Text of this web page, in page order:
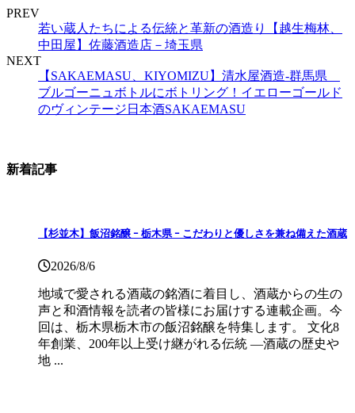
PREV
若い蔵人たちによる伝統と革新の酒造り【越生梅林、
中田屋】佐藤酒造店－埼玉県
NEXT
【SAKAEMASU、KIYOMIZU】清水屋酒造-群馬県
ブルゴーニュボトルにボトリング！イエローゴールド
のヴィンテージ日本酒SAKAEMASU
新着記事
【杉並木】飯沼銘醸 ｰ 栃木県 ｰ こだわりと優しさを兼ね備えた酒蔵
2026/8/6
地域で愛される酒蔵の銘酒に着目し、酒蔵からの生の
声と和酒情報を読者の皆様にお届けする連載企画。今
回は、栃木県栃木市の飯沼銘醸を特集します。 文化8
年創業、200年以上受け継がれる伝統 ―酒蔵の歴史や
地 ...